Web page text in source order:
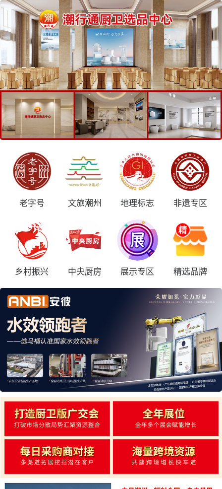
老字号 文旅潮州 地理标志 非遗专区
乡村振兴 中央厨房 展示专区 精选品牌